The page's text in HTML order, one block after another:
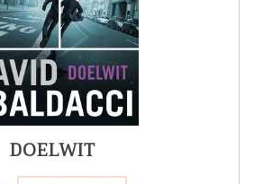
DOELWIT